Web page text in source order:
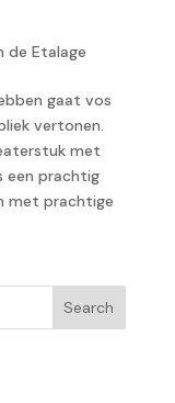
de Etalage
gaat vos
vertonen.
met
een prachtig
met prachtige
Search